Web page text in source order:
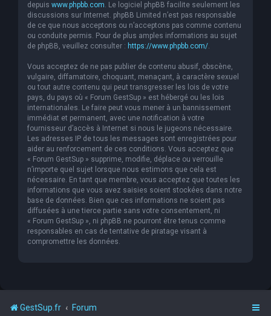
depuis www.phpbb.com. Le logiciel phpBB facilite seulement les
discussions sur Internet. phpBB Limited n’est pas responsable
de ce que nous acceptons ou n’acceptons pas comme contenu
ou conduite permis. Pour de plus amples informations au sujet
de phpBB, veuillez consulter : https://www.phpbb.com/.
Vous acceptez de ne pas publier de contenu abusif, obscène,
vulgaire, diffamatoire, choquant, menaçant, à caractère sexuel
ou tout autre contenu qui peut transgresser les lois de votre
pays, du pays où « Forum GestSup » est hébergé ou les lois
internationales. Le faire peut vous mener à un bannissement
immédiat et permanent, avec une notification à votre
fournisseur d’accès à Internet si nous le jugeons nécessaire.
Les adresses IP de tous les messages sont enregistrées pour
aider au renforcement de ces conditions. Vous acceptez que
« Forum GestSup » supprime, modifie, déplace ou verrouille
n’importe quel sujet lorsque nous estimons que cela est
nécessaire. En tant que membre, vous acceptez que toutes les
informations que vous avez saisies soient stockées dans notre
base de données. Bien que ces informations ne soient pas
diffusées à une tierce partie sans votre consentement, ni
« Forum GestSup », ni phpBB ne pourront être tenus comme
responsables en cas de tentative de piratage visant à
compromettre les données.
GestSup.fr Forum